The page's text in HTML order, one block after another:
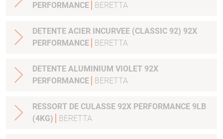
PERFORMANCE
BERETTA
DETENTE ACIER INCURVEE (CLASSIC 92) 92X
PERFORMANCE
BERETTA
DETENTE ALUMINIUM VIOLET 92X
PERFORMANCE
BERETTA
RESSORT DE CULASSE 92X PERFORMANCE 9LB
(4KG)
BERETTA